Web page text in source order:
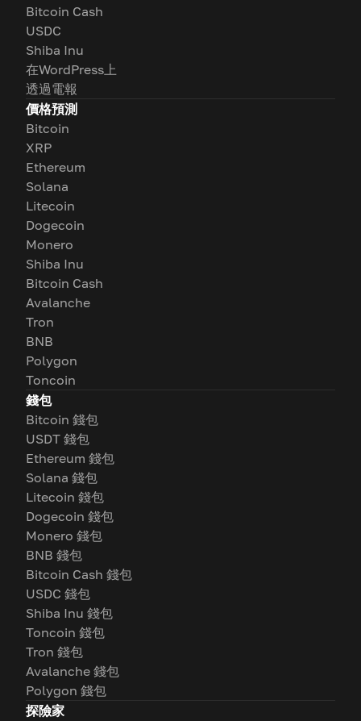
Bitcoin Cash
USDC
Shiba Inu
在WordPress上
透過電報
價格預測
Bitcoin
XRP
Ethereum
Solana
Litecoin
Dogecoin
Monero
Shiba Inu
Bitcoin Cash
Avalanche
Tron
BNB
Polygon
Toncoin
錢包
Bitcoin 錢包
USDT 錢包
Ethereum 錢包
Solana 錢包
Litecoin 錢包
Dogecoin 錢包
Monero 錢包
BNB 錢包
Bitcoin Cash 錢包
USDC 錢包
Shiba Inu 錢包
Toncoin 錢包
Tron 錢包
Avalanche 錢包
Polygon 錢包
探險家